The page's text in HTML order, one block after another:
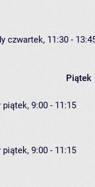
czwartek, 11:30 -
Piątek
piątek, 9:00 - 11:15
piątek, 9:00 - 11:15